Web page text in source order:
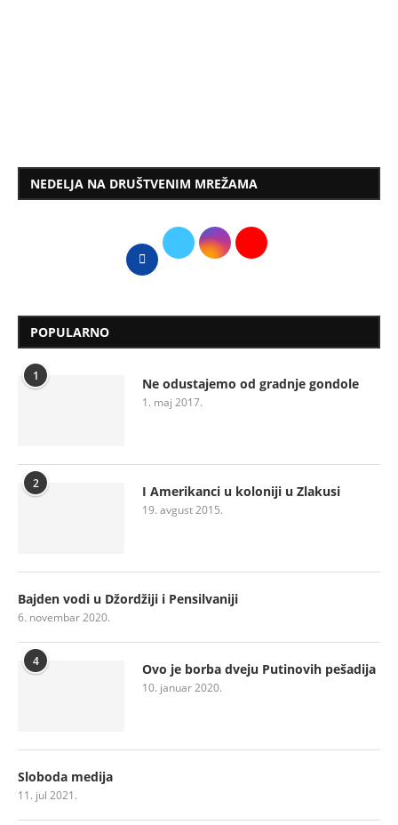
NEDELJA NA DRUŠTVENIM MREŽAMA
POPULARNO
1 Ne odustajemo od gradnje gondole
1. maj 2017.
2 I Amerikanci u koloniji u Zlakusi
19. avgust 2015.
Bajden vodi u Džordžiji i Pensilvaniji
6. novembar 2020.
4 Ovo je borba dveju Putinovih pešadija
10. januar 2020.
Sloboda medija
11. jul 2021.